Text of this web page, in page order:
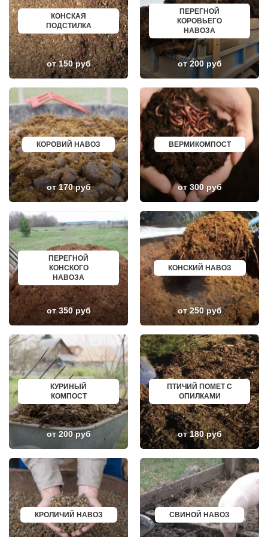
КОЖИНО
КОКОШКИНО
КОЛЮБАКИНО
КОММУНАРКА
КОНСТАНТИНОВО
КОРЕНЕВО
КОРОЛЕВ
КОСИНО
КРАСКОВО
КРАСНАЯ ПАХРА
КРАСНОАРМЕЙСК
КРАСНОГОРСК
КРАСНОЗАВОДСК
КРАСНОЗНАМЕНСК
КРАТОВО
КРЮКОВО
КУБИНКА
КУПАВНА
КУРОВСКОЕ
ЛЕСНОЙ
ЛИКИНО-ДУЛЕВО
ЛОБАНОВО
ЛОБНЯ
ЛОПАТИНСКИЙ
ЛОСИНО-ПЕТРОВСКИЙ
ЛОТОШИНО
ЛУКИНО
ЛУНЕВО
ЛУХОВИЦЫ
ЛЫТКАРИНО
ЛЬВОВСКИЙ
ЛЮБЕРЦЫ
МАЛАХОВКА
МАЛИНО
МАМЫРИ
МАРФИНО
МЕНДЕЛЕЕВО
МЕШКОВО
МЕЩЕРИНО
МИХНЕВО
МИШЕРОНСКИЙ
МОЖАЙСК
МОЛОДЕЖНЫЙ
МОЛОКОВО
МОНИНО
МОСКОВСКИЙ
МУХАНОВО
НАРО-ФОМИНСК
НАХАБИНО
НЕКРАСОВКА
НЕКРАСОВСКИЙ
НЕМЧИНОВКА
КИСЛОВОДСК
КРОПОТКИН
УСОЛЬЕ
НИЖНЕВАРТОВСК
КОРЕНОВСК
ПИОНЕРСКИЙ
КИРИШИ
САРОВ
АЛЕКСИН
БЕЛОРЕЧЕНСК
БОЛЬШОЙ КАМЕНЬ
КИРЖАЧ
ПРИОЗЕРСК
САЛЬСК
ТОБОЛЬСК
ВОТКИНСК
КИЗЛЯР
БЕРДСК
НЕФТЕЮГАНСК
ВОЛХОВ
СОСНОВЫЙ БОР
РЕВДА
ГАГАРИН
ПОЧИНОК
ГУСЕВ
КАНАШ
КУРГАНИНСК
ЩЕКИНО
ДИМИТРОВГРАД
СИМ
МАЛОЯРОСЛАВЕЦ
МАРИИНСК
ВЕРХНЯЯ ПЫШМА
РОССОШЬ
УСТЬ ЛАБИНСК
КОМСОМОЛЬСК
РЖЕВ
АЛЕКСЕЕВКА
ВЯЗЬМА
ИШИМ
ПОКРОВ
ЗЕЛЕНОДОЛЬСК
ЛИВНЫ
БОБРОВ
ЛИСКИ
КУЗНЕЦК
БАЛАШОВ
ВЫШНИЙ ВОЛОЧЕК
БЕЛОЯРСКИЙ
ГУСЬ ХРУСТАЛЬНЫЙ
ИЗБЕРБАШ
НАЗРАНЬ
АБИНСК
КОНСКАЯ
ПОДСТИЛКА
от 150 руб
ПЕРЕГНОЙ
КОРОВЬЕГО
НАВОЗА
от 200 руб
КОРОВИЙ НАВОЗ
от 170 руб
ВЕРМИКОМПОСТ
от 300 руб
ПЕРЕГНОЙ
КОНСКОГО
НАВОЗА
от 350 руб
КОНСКИЙ НАВОЗ
от 250 руб
КУРИНЫЙ
КОМПОСТ
от 200 руб
ПТИЧИЙ ПОМЕТ С
ОПИЛКАМИ
от 180 руб
КРОЛИЧИЙ НАВОЗ СВИНОЙ НАВОЗ